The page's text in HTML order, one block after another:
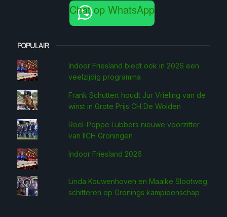
Chat op WhatsApp
POPULAIR
Indoor Friesland biedt ook in 2026 een
veelzijdig programma
Frank Schuttert houdt Jur Vrieling van de
winst in Grote Prijs CH De Wolden
Roel-Poppe Lubbers nieuwe voorzitter
van IICH Groningen
Indoor Friesland 2026
Linda Kouwenhoven en Maaike Slootweg
schitteren op Gronings kampioenschap